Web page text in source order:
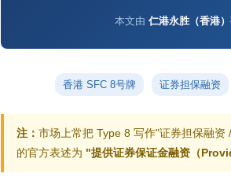
保险相关
本文由 仁港永胜（香港
香港 SFC 8号牌 证券担保融资
注： 市场上常把 Type 8 写作"证券担保融
的官方表述为 "提供证券保证金融资（